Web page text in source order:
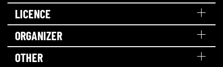
LICENCE
ORGANIZER
OTHER